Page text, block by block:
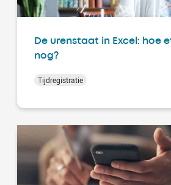
De urenstaat in Excel: hoe
nog?
Tijdregistratie